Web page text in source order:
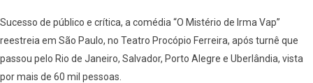
Sucesso de público e crítica, a comédia “O Mistério de Irma Vap”
reestreia em São Paulo, no Teatro Procópio Ferreira, após turnê que
passou pelo Rio de Janeiro, Salvador, Porto Alegre e Uberlândia, vista
por mais de 60 mil pessoas.